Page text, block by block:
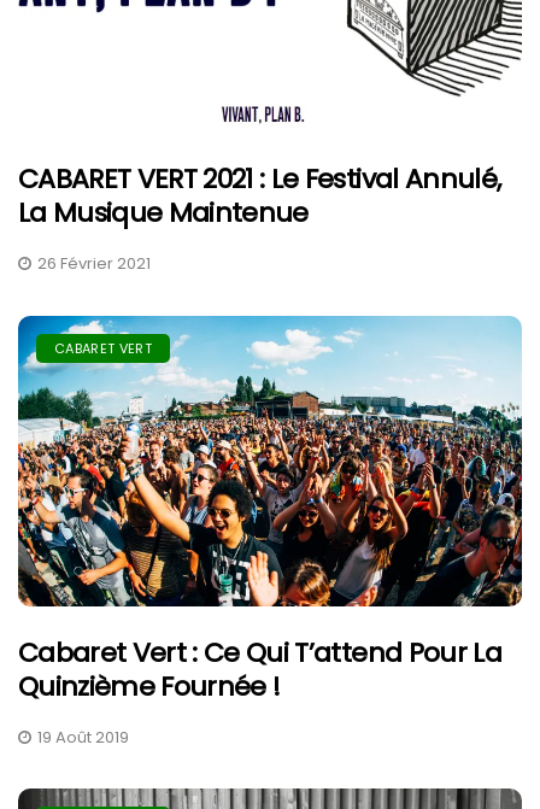
CABARET VERT 2021 : Le Festival Annulé,
La Musique Maintenue
26 Février 2021
CABARET VERT
Cabaret Vert : Ce Qui T’attend Pour La
Quinzième Fournée !
19 Août 2019